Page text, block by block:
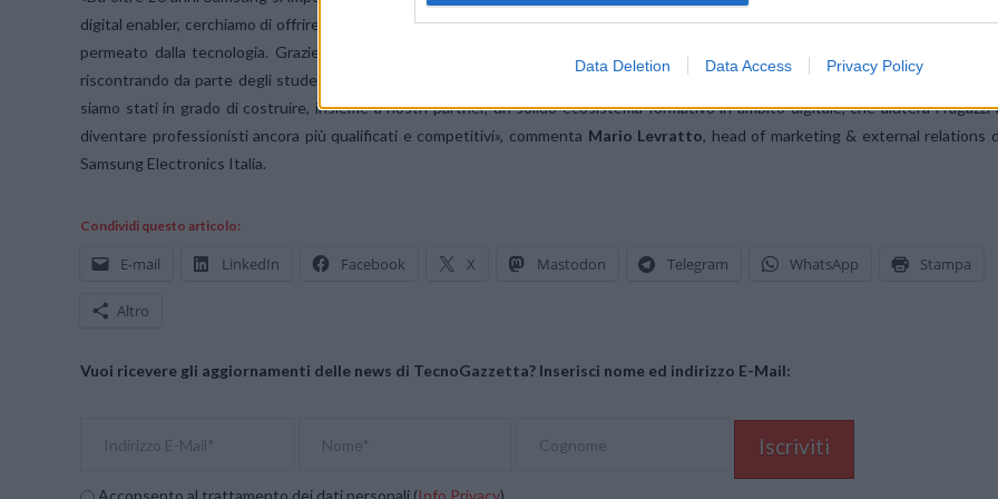
Data Deletion Data Access Privacy Policy
digital enabler, cerchiamo di offrire ai più giovani utili strumenti e competenze per affrontare al meglio il mondo del lavoro, sempre
permeato dalla tecnologia. Grazie all’alto livello di partecipazione alla seconda edizione di Samsung Innovation Camp, che stiamo
riscontrando da parte degli studenti universitari in tutta Italia, comprendiamo che ci stiamo muovendo nella giusta direzione, e che
siamo stati in grado di costruire, insieme a nostri partner, un solido ecosistema formativo in ambito digitale, che aiuterà i ragazzi
diventare professionisti ancora più qualificati e competitivi», commenta Mario Levratto, head of marketing & external relations
Samsung Electronics Italia.
Condividi questo articolo:
E-mail LinkedIn Facebook X Mastodon Telegram WhatsApp Stampa
Altro
Vuoi ricevere gli aggiornamenti delle news di TecnoGazzetta? Inserisci nome ed indirizzo E-Mail: